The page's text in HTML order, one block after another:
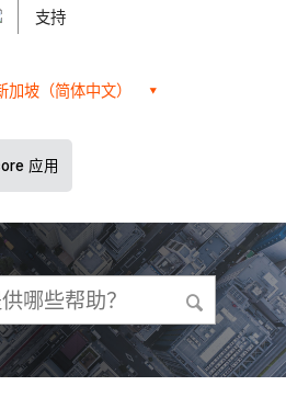
支持
加坡（简体中文）
应用